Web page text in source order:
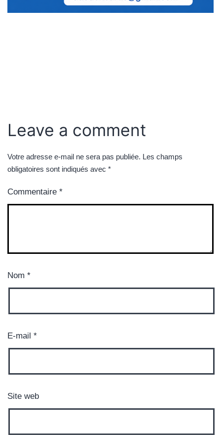
Leave a comment
Votre adresse e-mail ne sera pas publiée. Les champs
obligatoires sont indiqués avec *
Commentaire *
Nom *
E-mail *
Site web